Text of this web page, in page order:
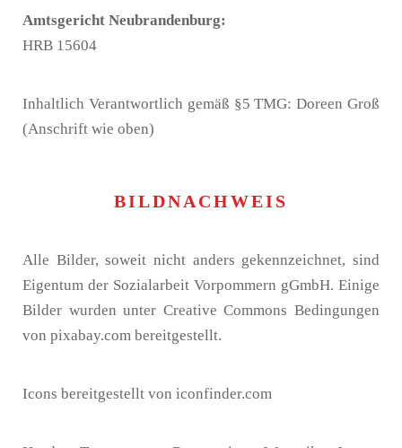
Amtsgericht Neubrandenburg:
HRB 15604
Inhaltlich Verantwortlich gemäß §5 TMG: Doreen Groß
(Anschrift wie oben)
BILDNACHWEIS
Alle Bilder, soweit nicht anders gekennzeichnet, sind
Eigentum der Sozialarbeit Vorpommern gGmbH. Einige
Bilder wurden unter Creative Commons Bedingungen
von pixabay.com bereitgestellt.
Icons bereitgestellt von iconfinder.com